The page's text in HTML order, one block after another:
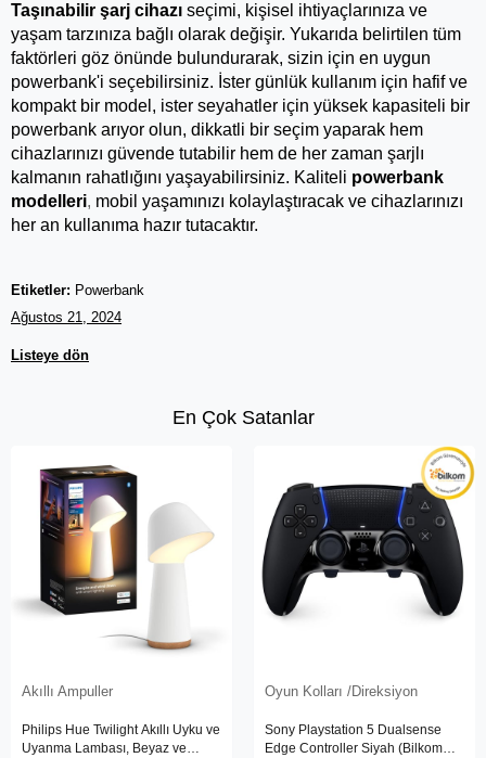
Taşınabilir şarj cihazı seçimi, kişisel ihtiyaçlarınıza ve
yaşam tarzınıza bağlı olarak değişir. Yukarıda belirtilen tüm
faktörleri göz önünde bulundurarak, sizin için en uygun
powerbank'i seçebilirsiniz. İster günlük kullanım için hafif ve
kompakt bir model, ister seyahatler için yüksek kapasiteli bir
powerbank arıyor olun, dikkatli bir seçim yaparak hem
cihazlarınızı güvende tutabilir hem de her zaman şarjlı
kalmanın rahatlığını yaşayabilirsiniz. Kaliteli powerbank
modelleri, mobil yaşamınızı kolaylaştıracak ve cihazlarınızı
her an kullanıma hazır tutacaktır.
Etiketler: Powerbank
Ağustos 21, 2024
Listeye dön
En Çok Satanlar
Akıllı Ampuller
Philips Hue Twilight Akıllı Uyku ve
Uyanma Lambası, Beyaz ve
Oyun Kolları /Direksiyon
Sony Playstation 5 Dualsense
Edge Controller Siyah (Bilkom